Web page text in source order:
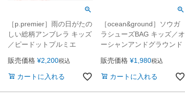
［p.premier］雨の日がたの
しい総柄アンブレラ キッズ
／ピードットプルミエ
販売価格 ¥2,200税込
カートに入れる
［ocean&ground］ソウガ
ラシューズBAG キッズ／オ
ーシャンアンドグラウンド
販売価格 ¥1,980税込
カートに入れる